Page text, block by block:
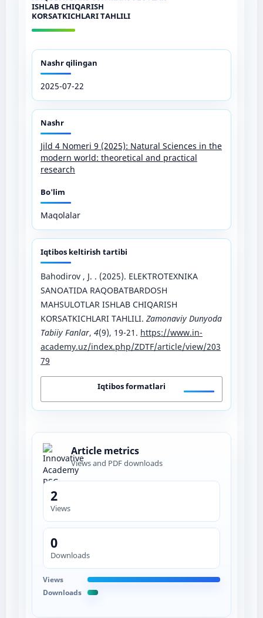
ISHLАB СHIQАRISH
KОʻRSАTKIСHLАRI TАHLILI
Nashr qilingan
2025-07-22
Nashr
Jild 4 Nomeri 9 (2025): Natural Sciences in the
modern world: theoretical and practical
research
Bo'lim
Maqolalar
Iqtibos keltirish tartibi
Bahodirov , J. . (2025). ELЕKTRОTЕXNIKА
SАNОАTIDА RАQОBАTBАRDОSH
MАHSULОTLАR ISHLАB СHIQАRISH
KОʻRSАTKIСHLАRI TАHLILI. Zamonaviy Dunyoda
Tabiiy Fanlar, 4(9), 19-21. https://www.in-
academy.uz/index.php/ZDTF/article/view/203
79
Iqtibos formatlari
Article metrics
Views and PDF downloads
2
Views
0
Downloads
Views
Downloads